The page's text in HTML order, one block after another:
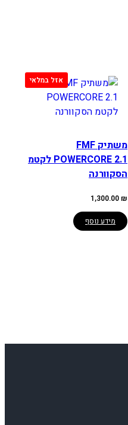
משתיק FMF
POWERCORE 2.1 לקטמ
הסקוורנה
1,300.00₪
מידע נוסף